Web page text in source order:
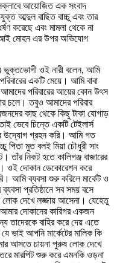
আয়োজিত এক সংবাদ
আব্দুল বাছিত বাচ্চু এবং তার
করেছে এবং মামলা থেকে না
মোহন এর উপর অভিযোগ
ভুক্তভোগী ওই নারী বলেন, আমি
একটি মেয়ে। আমি বাবা
পরিবারের আয়ের কোন উৎস
চলে। তবুও আমাদের পরিবার
কাছ থেকে কিছু টাকা যোগাড়
ভেবে চিন্তে একটি টেইলার্স
উদ্যোগ গ্রহন করি। আমি গত
পিতা মুত বলই মিয়া চৌধুরী সাং
তাঁর নিকট হতে কালিগঞ্জ বাজারের
ওই দোকান ডেকোরেশন করে
আমি ব্যবসা শুরু করিলে মার্কেট ও
প্রতিষ্ঠানে সব সময় বসে
লোক দেখে লজ্জায় আসেনা। যেহেতু
দোকানের কারিগর একজন
তাদেরকে বাহির করে দেয় এতে
ভাই আপনি মার্কেটের মালিক কি
আসতে চায়না পুরুষ লোক দেখে
মারপিট শুরু করে এমনকি ওড়না